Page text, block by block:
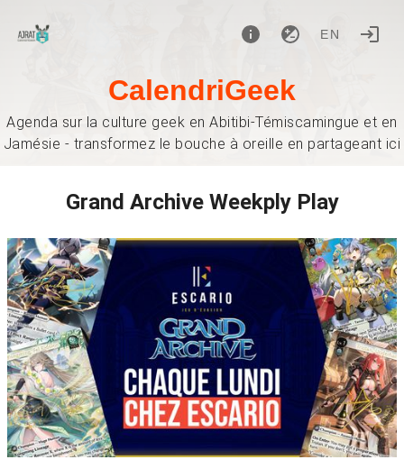
EN
CalendriGeek
Agenda sur la culture geek en Abitibi-Témiscamingue et en
Jamésie - transformez le bouche à oreille en partageant ici
Grand Archive Weekply Play